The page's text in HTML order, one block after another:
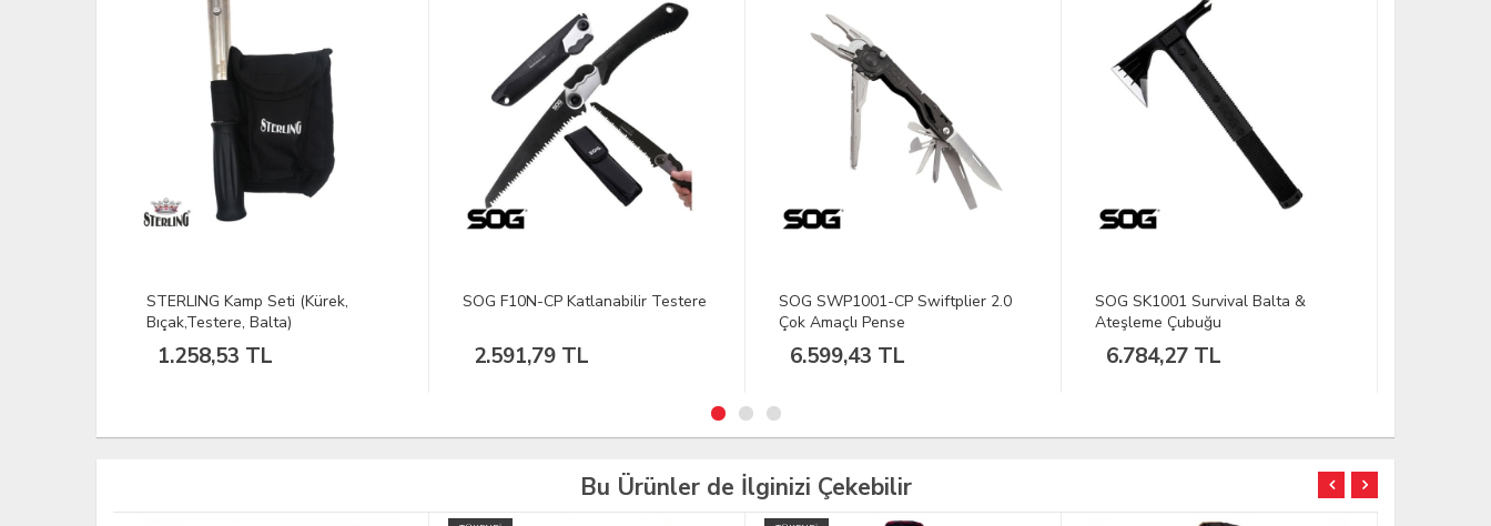
STERLING Kamp Seti (Kürek,
Bıçak,Testere, Balta)
1.258,53 TL
SOG F10N-CP Katlanabilir Testere
2.591,79 TL
SOG SWP1001-CP Swiftplier 2.0
Çok Amaçlı Pense
6.599,43 TL
SOG SK1001 Survival Balta &
Ateşleme Çubuğu
6.784,27 TL
Bu Ürünler de İlginizi Çekebilir